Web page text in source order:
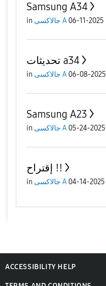
Samsung A34
in جالاكسى A 06-11-2025
تحديثات a34
in جالاكسى A 06-08-2025
Samsung A23
in جالاكسى A 05-24-2025
إقتراح !!
in جالاكسى A 04-14-2025
ACCESSIBILITY HELP